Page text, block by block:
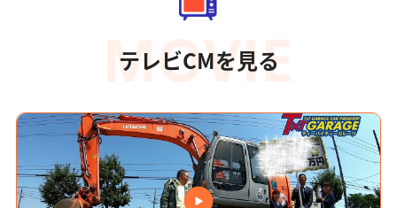
テレビCMを見る